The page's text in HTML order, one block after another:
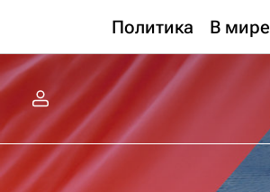
Политика В мире